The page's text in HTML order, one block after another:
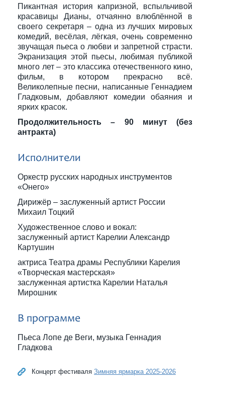
Пикантная история капризной, вспыльчивой
красавицы Дианы, отчаянно влюблённой в
своего секретаря – одна из лучших мировых
комедий, весёлая, лёгкая, очень современно
звучащая пьеса о любви и запретной страсти.
Экранизация этой пьесы, любимая публикой
много лет – это классика отечественного кино,
фильм, в котором прекрасно всё.
Великолепные песни, написанные Геннадием
Гладковым, добавляют комедии обаяния и
ярких красок.
Продолжительность – 90 минут (без
антракта)
Исполнители
Оркестр русских народных инструментов
«Онего»
Дирижёр – заслуженный артист России
Михаил Тоцкий
Художественное слово и вокал:
заслуженный артист Карелии Александр
Картушин
актриса Театра драмы Республики Карелия
«Творческая мастерская»
заслуженная артистка Карелии Наталья
Мирошник
В программе
Пьеса Лопе де Веги, музыка Геннадия
Гладкова
Концерт фестиваля Зимняя ярмарка 2025-2026